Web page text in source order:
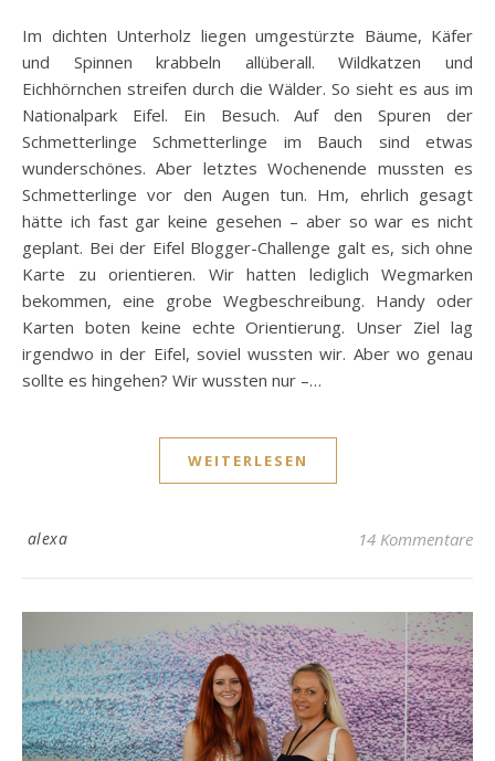
Im dichten Unterholz liegen umgestürzte Bäume, Käfer
und Spinnen krabbeln allüberall. Wildkatzen und
Eichhörnchen streifen durch die Wälder. So sieht es aus im
Nationalpark Eifel. Ein Besuch. Auf den Spuren der
Schmetterlinge Schmetterlinge im Bauch sind etwas
wunderschönes. Aber letztes Wochenende mussten es
Schmetterlinge vor den Augen tun. Hm, ehrlich gesagt
hätte ich fast gar keine gesehen – aber so war es nicht
geplant. Bei der Eifel Blogger-Challenge galt es, sich ohne
Karte zu orientieren. Wir hatten lediglich Wegmarken
bekommen, eine grobe Wegbeschreibung. Handy oder
Karten boten keine echte Orientierung. Unser Ziel lag
irgendwo in der Eifel, soviel wussten wir. Aber wo genau
sollte es hingehen? Wir wussten nur –…
WEITERLESEN
alexa 14 Kommentare